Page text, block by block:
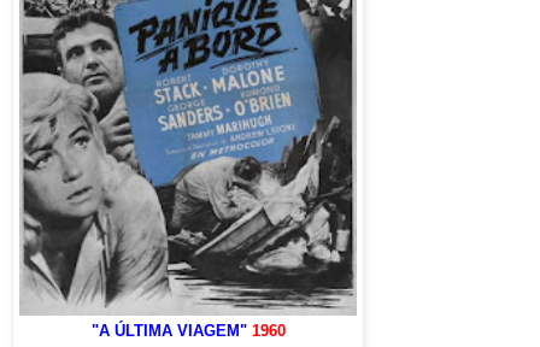
"A ÚLTIMA VIAGEM"1960